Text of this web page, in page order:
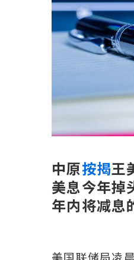
中原按揭王
美息今年掉
年内将减息